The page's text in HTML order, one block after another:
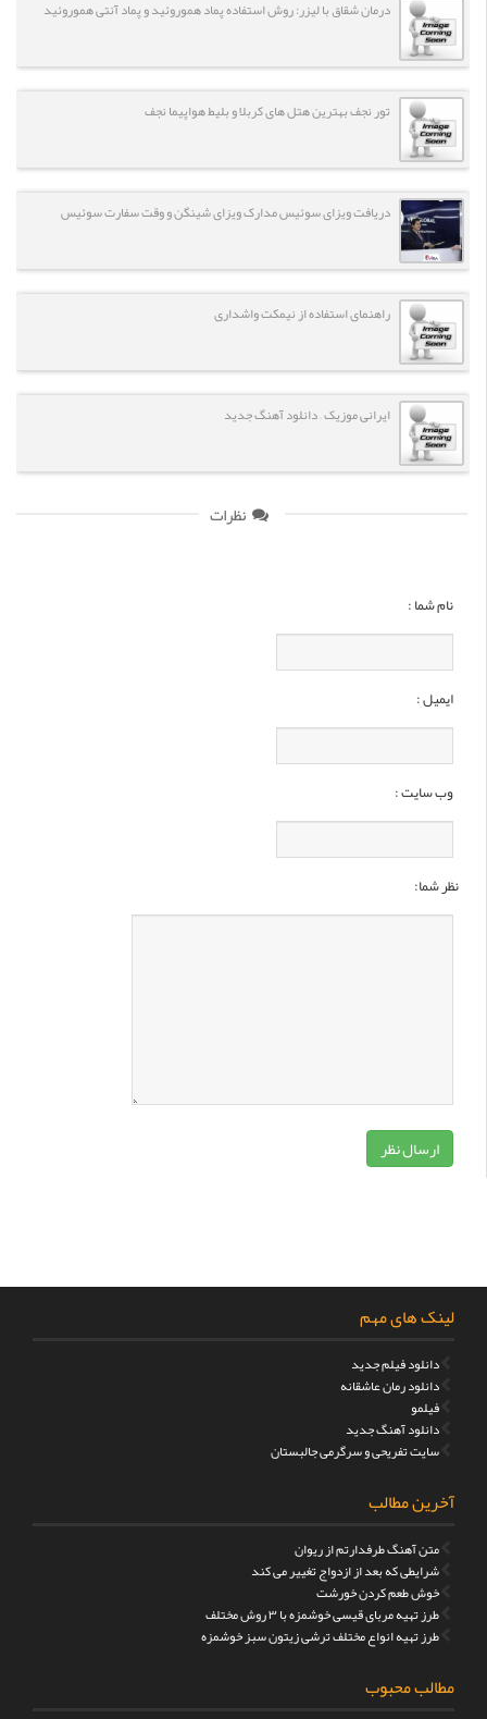
درمان شقاق با لیزر: روش استفاده پماد هموروئید و پماد آنتی هموروئید
تور نجف بهترین هتل های کربلا و بلیط هواپیما نجف
دریافت ویزای سوئیس مدارک ویزای شینگن و وقت سفارت سوئیس
راهنمای استفاده از نیمکت واشداری
ایرانی موزیک – دانلود آهنگ جدید
نظرات
نام شما :
ایمیل :
وب سایت :
نظر شما:
لینک های مهم
دانلود فیلم جدید
دانلود رمان عاشقانه
فیلمو
دانلود آهنگ جدید
سایت تفریحی و سرگرمی جالبستان
آخرین مطالب
متن آهنگ طرفدارتم از ریوان
شرایطی که بعد از ازدواج تغییر می کند
خوش طعم کردن خورشت
طرز تهیه مربای قیسی خوشمزه با ۳ روش مختلف
طرز تهیه انواع مختلف ترشی زیتون سبز خوشمزه
مطالب محبوب